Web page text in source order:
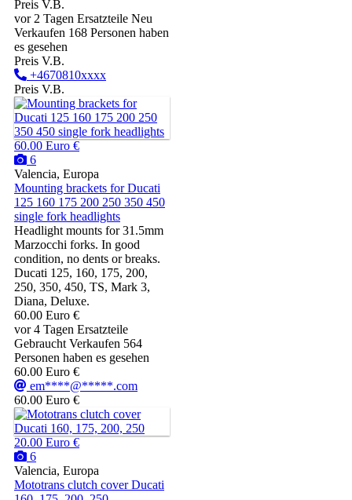
Preis V.B.
vor 2 Tagen Ersatzteile Neu
Verkaufen 168 Personen haben
es gesehen
Preis V.B.
+4670810xxxx
Preis V.B.
60.00 Euro €
6
Valencia, Europa
Mounting brackets for Ducati
125 160 175 200 250 350 450
single fork headlights
Headlight mounts for 31.5mm
Marzocchi forks. In good
condition, no dents or breaks.
Ducati 125, 160, 175, 200,
250, 350, 450, TS, Mark 3,
Diana, Deluxe.
60.00 Euro €
vor 4 Tagen Ersatzteile
Gebraucht Verkaufen 564
Personen haben es gesehen
60.00 Euro €
em****@*****.com
60.00 Euro €
20.00 Euro €
6
Valencia, Europa
Mototrans clutch cover Ducati